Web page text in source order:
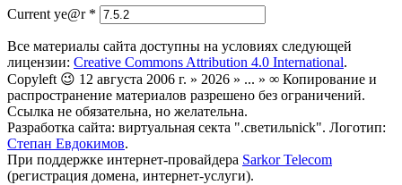
Current ye@r *
Все материалы сайта доступны на условиях следующей
лицензии: Creative Commons Attribution 4.0 International.
Copyleft 😉 12 августа 2006 г. » 2026 » ... » ∞ Копирование и
распространение материалов разрешено без ограничений.
Ссылка не обязательна, но желательна.
Разработка сайта: виртуальная секта ".светильnick". Логотип:
Степан Евдокимов.
При поддержке интернет-провайдера Sarkor Telecom
(регистрация домена, интернет-услуги).